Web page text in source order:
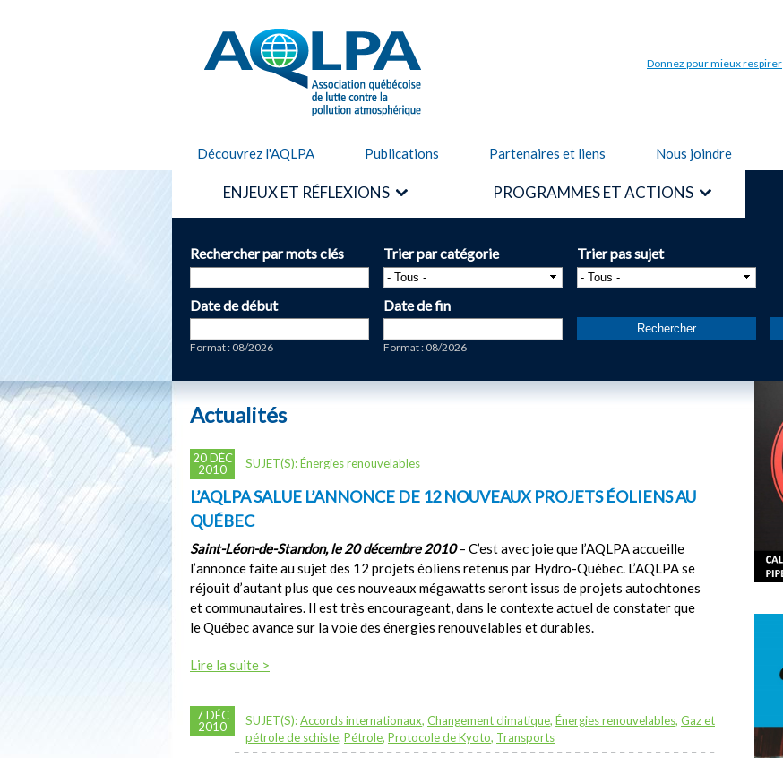
AQLPA Donnez pour mieux respirer
Découvrez l'AQLPA Publications Partenaires et liens Nous joindre
ENJEUX ET RÉFLEXIONS PROGRAMMES ET ACTIONS
Rechercher par mots clés Trier par catégorie Trier pas sujet
Date de début
Format : 08/2026
Date de fin
Format : 08/2026
Actualités
20 DÉC
2010
SUJET(S):Énergies renouvelables
L’AQLPA SALUE L’ANNONCE DE 12 NOUVEAUX PROJETS ÉOLIENS AU
QUÉBEC
Saint-Léon-de-Standon, le 20 décembre 2010– C’est avec joie que l’AQLPA accueille
l’annonce faite au sujet des 12 projets éoliens retenus par Hydro-Québec. L’AQLPA se
réjouit d’autant plus que ces nouveaux mégawatts seront issus de projets autochtones
et communautaires. Il est très encourageant, dans le contexte actuel de constater que
le Québec avance sur la voie des énergies renouvelables et durables.
Lire la suite >
7 DÉC
2010
SUJET(S):Accords internationaux, Changement climatique, Énergies renouvelables, Gaz et
pétrole de schiste, Pétrole, Protocole de Kyoto, Transports